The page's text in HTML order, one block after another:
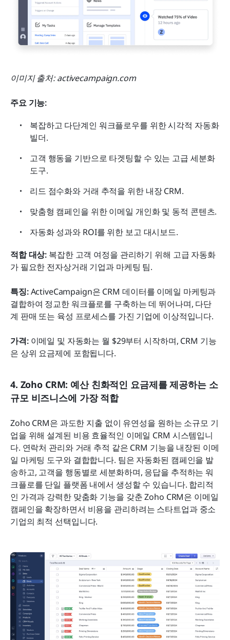
이미지 출처: activecampaign.com
주요 기능:
복잡하고 다단계인 워크플로우를 위한 시각적 자동화
빌더.
고객 행동을 기반으로 타겟팅할 수 있는 고급 세분화
도구.
리드 점수화와 거래 추적을 위한 내장 CRM.
맞춤형 캠페인을 위한 이메일 개인화 및 동적 콘텐츠.
자동화 성과와 ROI를 위한 보고 대시보드.
적합 대상: 복잡한 고객 여정을 관리하기 위해 고급 자동화
가 필요한 전자상거래 기업과 마케팅 팀.
특징: ActiveCampaign은 CRM 데이터를 이메일 마케팅과
결합하여 정교한 워크플로를 구축하는 데 뛰어나며, 다단
계 판매 또는 육성 프로세스를 가진 기업에 이상적입니다.
가격: 이메일 및 자동화는 월 $29부터 시작하며, CRM 기능
은 상위 요금제에 포함됩니다.
4. Zoho CRM: 예산 친화적인 요금제를 제공하는 소
규모 비즈니스에 가장 적합
Zoho CRM은 과도한 지출 없이 유연성을 원하는 소규모 기
업을 위해 설계된 비용 효율적인 이메일 CRM 시스템입니
다. 연락처 관리와 거래 추적 같은 CRM 기능을 내장된 이메
일 마케팅 도구와 결합합니다. 팀은 자동화된 캠페인을 발
송하고, 고객을 행동별로 세분화하며, 응답을 추적하는 워
크플로를 단일 플랫폼 내에서 생성할 수 있습니다. 합리적
인 가격과 강력한 맞춤화 기능을 갖춘 Zoho CRM은 이메일
캠페인을 확장하면서 비용을 관리하려는 스타트업과 중소
기업의 최적 선택입니다.